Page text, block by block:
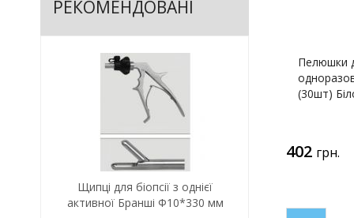
Пелюшки
(30шт)
402 грн.
РЕКОМЕНДОВАНІ
Щипці для біопсії з однієї
активної Бранші Ф10*330 мм